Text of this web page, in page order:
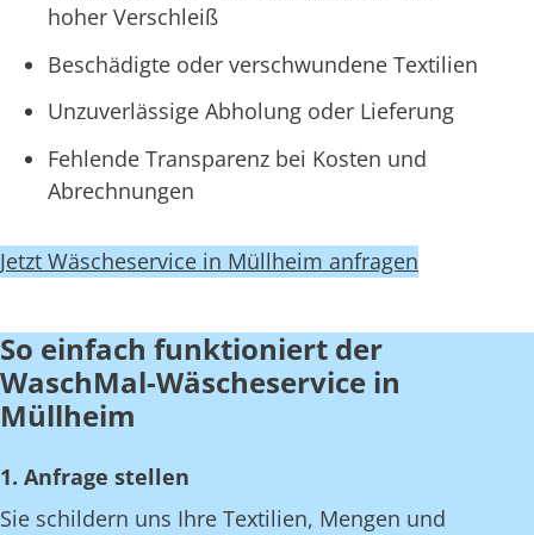
hoher Verschleiß
Beschädigte oder verschwundene Textilien
Unzuverlässige Abholung oder Lieferung
Fehlende Transparenz bei Kosten und
Abrechnungen
Jetzt Wäscheservice in Müllheim anfragen
So einfach funktioniert der
WaschMal-Wäscheservice in
Müllheim
1. Anfrage stellen
Sie schildern uns Ihre Textilien, Mengen und